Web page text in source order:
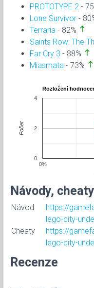
PROTOTYPE 2 -
Lone Survivor -
Terraria - 82% north
Saints Row: The
Far Cry 3 - 88% north
Miasmata - 73% north
Rozložení
0%
0
2
4
Počet
Návody, cheaty
Návod
https://
lego-city-
Cheaty
https://
lego-city-
Recenze